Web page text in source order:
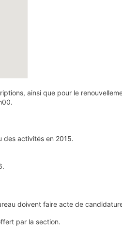
ainsi que pour le
des activités en 2015.
doivent faire acte de
par la section.